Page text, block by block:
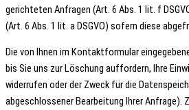
gerichteten Anfragen (Art. 6 Abs. 1 lit. f
(Art. 6 Abs. 1 lit. a DSGVO) sofern diese
Die von Ihnen im Kontaktformular
bis Sie uns zur Löschung auffordern, Ihre
widerrufen oder der Zweck für die
abgeschlossener Bearbeitung Ihrer Anfrage).